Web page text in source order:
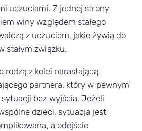
uczuciami. Z jednej strony
winy względem stałego
z uczuciem, jakie żywią do
stałym związku.
rodzą z kolei narastającą
partnera, który w pewnym
sytuacji bez wyjścia. Jeżeli
dzieci, sytuacja jest
a odejście